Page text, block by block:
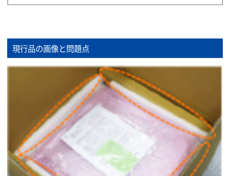
現行品の画像と問題点